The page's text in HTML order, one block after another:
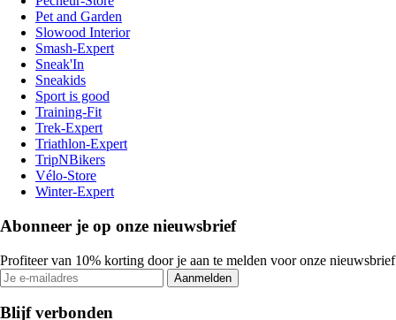
Pet and Garden
Slowood Interior
Smash-Expert
Sneak'In
Sneakids
Sport is good
Training-Fit
Trek-Expert
Triathlon-Expert
TripNBikers
Vélo-Store
Winter-Expert
Abonneer je op onze nieuwsbrief
Profiteer van 10% korting door je aan te melden voor onze nieuwsbrief
Aanmelden
Blijf verbonden